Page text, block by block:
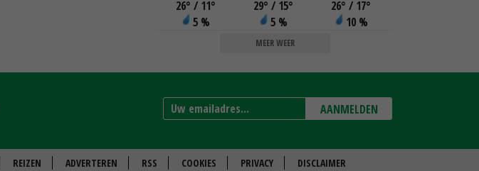
26° / 11°
5 %
29° / 15°
5 %
26° / 17°
10 %
MEER WEER
AANMELDEN
REIZEN ADVERTEREN RSS COOKIES PRIVACY DISCLAIMER